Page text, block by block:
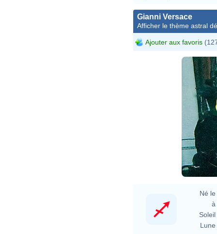
Gianni Versace
Afficher le thème astral
Ajouter aux favoris
Né le
à
Soleil
Lune